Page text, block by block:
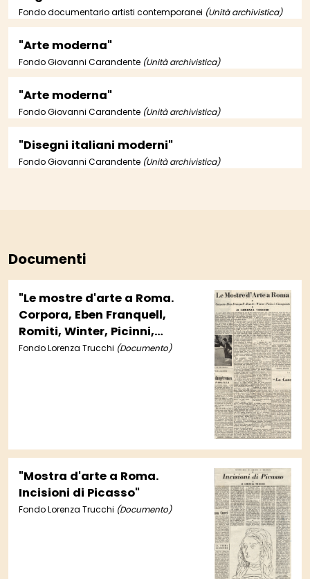
Fondo documentario artisti contemporanei (Unità archivistica)
"Arte moderna"
Fondo Giovanni Carandente (Unità archivistica)
"Arte moderna"
Fondo Giovanni Carandente (Unità archivistica)
"Disegni italiani moderni"
Fondo Giovanni Carandente (Unità archivistica)
Documenti
"Le mostre d'arte a Roma.
Corpora, Eben Franquell,
Romiti, Winter, Picinni,
Gianquinto"
Fondo Lorenza Trucchi (Documento)
"Mostra d'arte a Roma.
Incisioni di Picasso"
Fondo Lorenza Trucchi (Documento)